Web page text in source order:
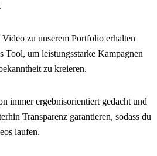
zu unserem Portfolio erhalten
Tool, um leistungsstarke Kampagnen
zu kreieren.
immer ergebnisorientiert gedacht und
Transparenz garantieren, sodass du
laufen.